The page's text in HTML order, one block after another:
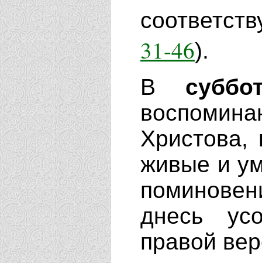
31-46).
В
Христова,
живые и
днесь
правой